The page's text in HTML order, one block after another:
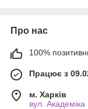
Про нас
100%
Працює з
м. Харків
вул.